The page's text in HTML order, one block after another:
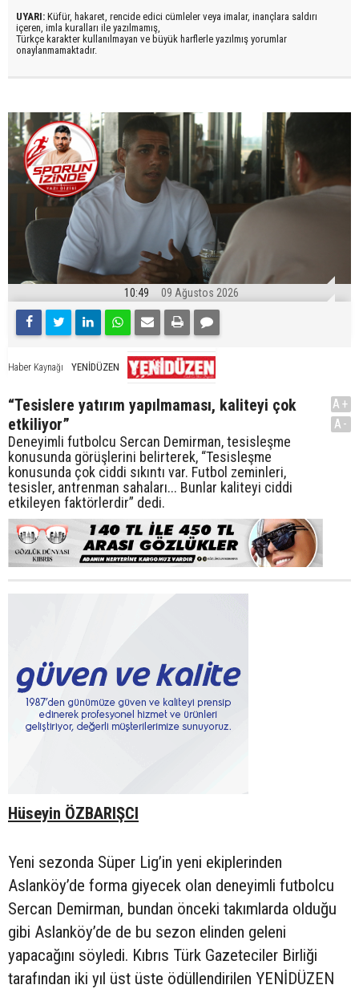
UYARI: Küfür, hakaret, rencide edici cümleler veya imalar, inançlara saldırı
içeren, imla kuralları ile yazılmamış,
Türkçe karakter kullanılmayan ve büyük harflerle yazılmış yorumlar
onaylanmamaktadır.
10:49 09 Ağustos 2026
Haber Kaynağı YENİDÜZEN
“Tesislere yatırım yapılmaması, kaliteyi çok
etkiliyor”
Deneyimli futbolcu Sercan Demirman, tesisleşme
konusunda görüşlerini belirterek, “Tesisleşme
konusunda çok ciddi sıkıntı var. Futbol zeminleri,
tesisler, antrenman sahaları... Bunlar kaliteyi ciddi
etkileyen faktörlerdir” dedi.
A+
A-
Hüseyin ÖZBARIŞCI
Yeni sezonda Süper Lig’in yeni ekiplerinden
Aslanköy’de forma giyecek olan deneyimli futbolcu
Sercan Demirman, bundan önceki takımlarda olduğu
gibi Aslanköy’de de bu sezon elinden geleni
yapacağını söyledi. Kıbrıs Türk Gazeteciler Birliği
tarafından iki yıl üst üste ödüllendirilen YENİDÜZEN